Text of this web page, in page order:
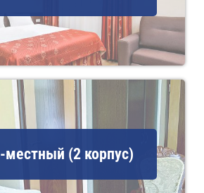
местный (2 корпус)